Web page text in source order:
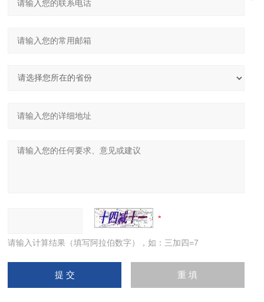
请输入计算结果（填写阿拉伯数字），如：三加四=7